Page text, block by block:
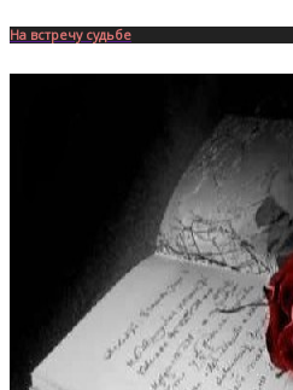
На встречу судьбе